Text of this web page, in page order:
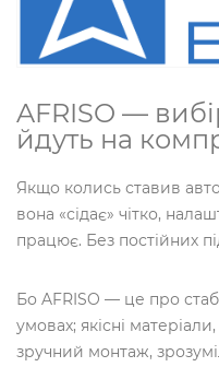
AFRISO —
йдуть на
Якщо колись ставив
вона «сідає» чітко,
працює. Без постійних
Бо AFRISO — це про
умовах; якісні
зручний монтаж,